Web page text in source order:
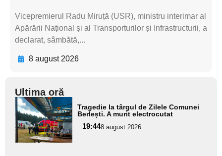
Vicepremierul Radu Miruță (USR), ministru interimar al
Apărării Național și al Transporturilor și Infrastructurii, a
declarat, sâmbătă,...
8 august 2026
Ultima oră
Adaugă
aici textul
pentru
subtitlu
Tragedie la târgul de Zilele Comunei
Berlești. A murit electrocutat
19:448 august 2026